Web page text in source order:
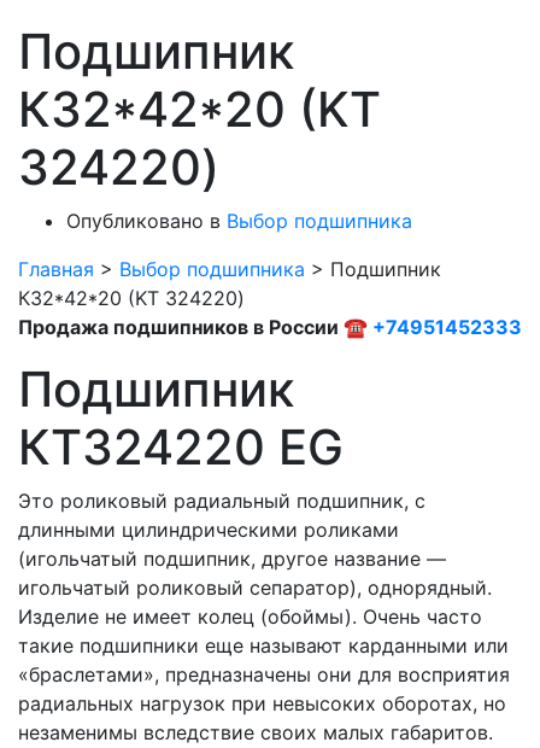
Подшипник
К32*42*20 (KT
324220)
Опубликовано в Выбор подшипника
Главная > Выбор подшипника > Подшипник
К32*42*20 (KT 324220)
Продажа подшипников в России ☎ +74951452333
Подшипник
КT324220 EG
Это роликовый радиальный подшипник, с
длинными цилиндрическими роликами
(игольчатый подшипник, другое название —
игольчатый роликовый сепаратор), однорядный.
Изделие не имеет колец (обоймы). Очень часто
такие подшипники еще называют карданными или
«браслетами», предназначены они для восприятия
радиальных нагрузок при невысоких оборотах, но
незаменимы вследствие своих малых габаритов.